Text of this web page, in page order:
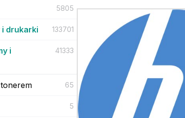
5805
i drukarki 133701
i
41333
65
5